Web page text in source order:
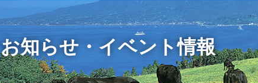
お知らせ・イベント情報